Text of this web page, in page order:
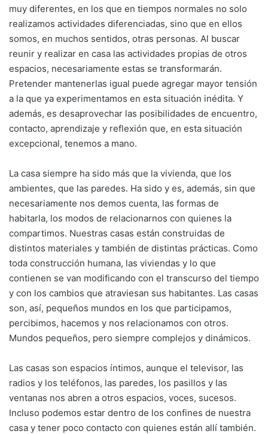
muy diferentes, en los que en tiempos normales no solo
realizamos actividades diferenciadas, sino que en ellos
somos, en muchos sentidos, otras personas. Al buscar
reunir y realizar en casa las actividades propias de otros
espacios, necesariamente estas se transformarán.
Pretender mantenerlas igual puede agregar mayor tensión
a la que ya experimentamos en esta situación inédita. Y
además, es desaprovechar las posibilidades de encuentro,
contacto, aprendizaje y reflexión que, en esta situación
excepcional, tenemos a mano.
La casa siempre ha sido más que la vivienda, que los
ambientes, que las paredes. Ha sido y es, además, sin que
necesariamente nos demos cuenta, las formas de
habitarla, los modos de relacionarnos con quienes la
compartimos. Nuestras casas están construidas de
distintos materiales y también de distintas prácticas. Como
toda construcción humana, las viviendas y lo que
contienen se van modificando con el transcurso del tiempo
y con los cambios que atraviesan sus habitantes. Las casas
son, así, pequeños mundos en los que participamos,
percibimos, hacemos y nos relacionamos con otros.
Mundos pequeños, pero siempre complejos y dinámicos.
Las casas son espacios íntimos, aunque el televisor, las
radios y los teléfonos, las paredes, los pasillos y las
ventanas nos abren a otros espacios, voces, sucesos.
Incluso podemos estar dentro de los confines de nuestra
casa y tener poco contacto con quienes están allí también.